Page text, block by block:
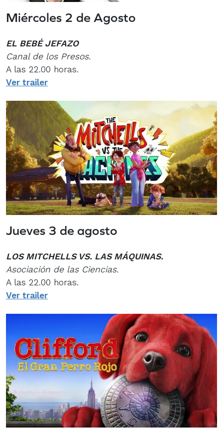
Miércoles 2 de Agosto
EL BEBÉ JEFAZO
Canal de los Presos.
A las 22.00 horas.
Ver trailer
Jueves 3 de agosto
LOS MITCHELLS VS. LAS MÁQUINAS.
Asociación de las Ciencias.
A las 22.00 horas.
Ver trailer